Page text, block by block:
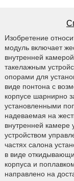
Изобретение
модуль включает
внутренней
такелажным
опорами для
виде понтона с
корпусе шарнирно
установленными
надеваемая на
внутренней камере
устройством
частях салона
в виде
корпуса и
направлено на